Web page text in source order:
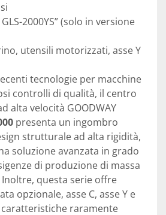
2000YS” (solo in versione
utensili motorizzati, asse Y
tecnologie per macchine
controlli di qualità, il centro
alta velocità GOODWAY
presenta un ingombro
strutturale ad alta rigidità,
soluzione avanzata in grado
di produzione di massa
questa serie offre
opzionale, asse C, asse Y e
raramente